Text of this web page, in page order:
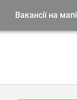
Вакансії на мапі